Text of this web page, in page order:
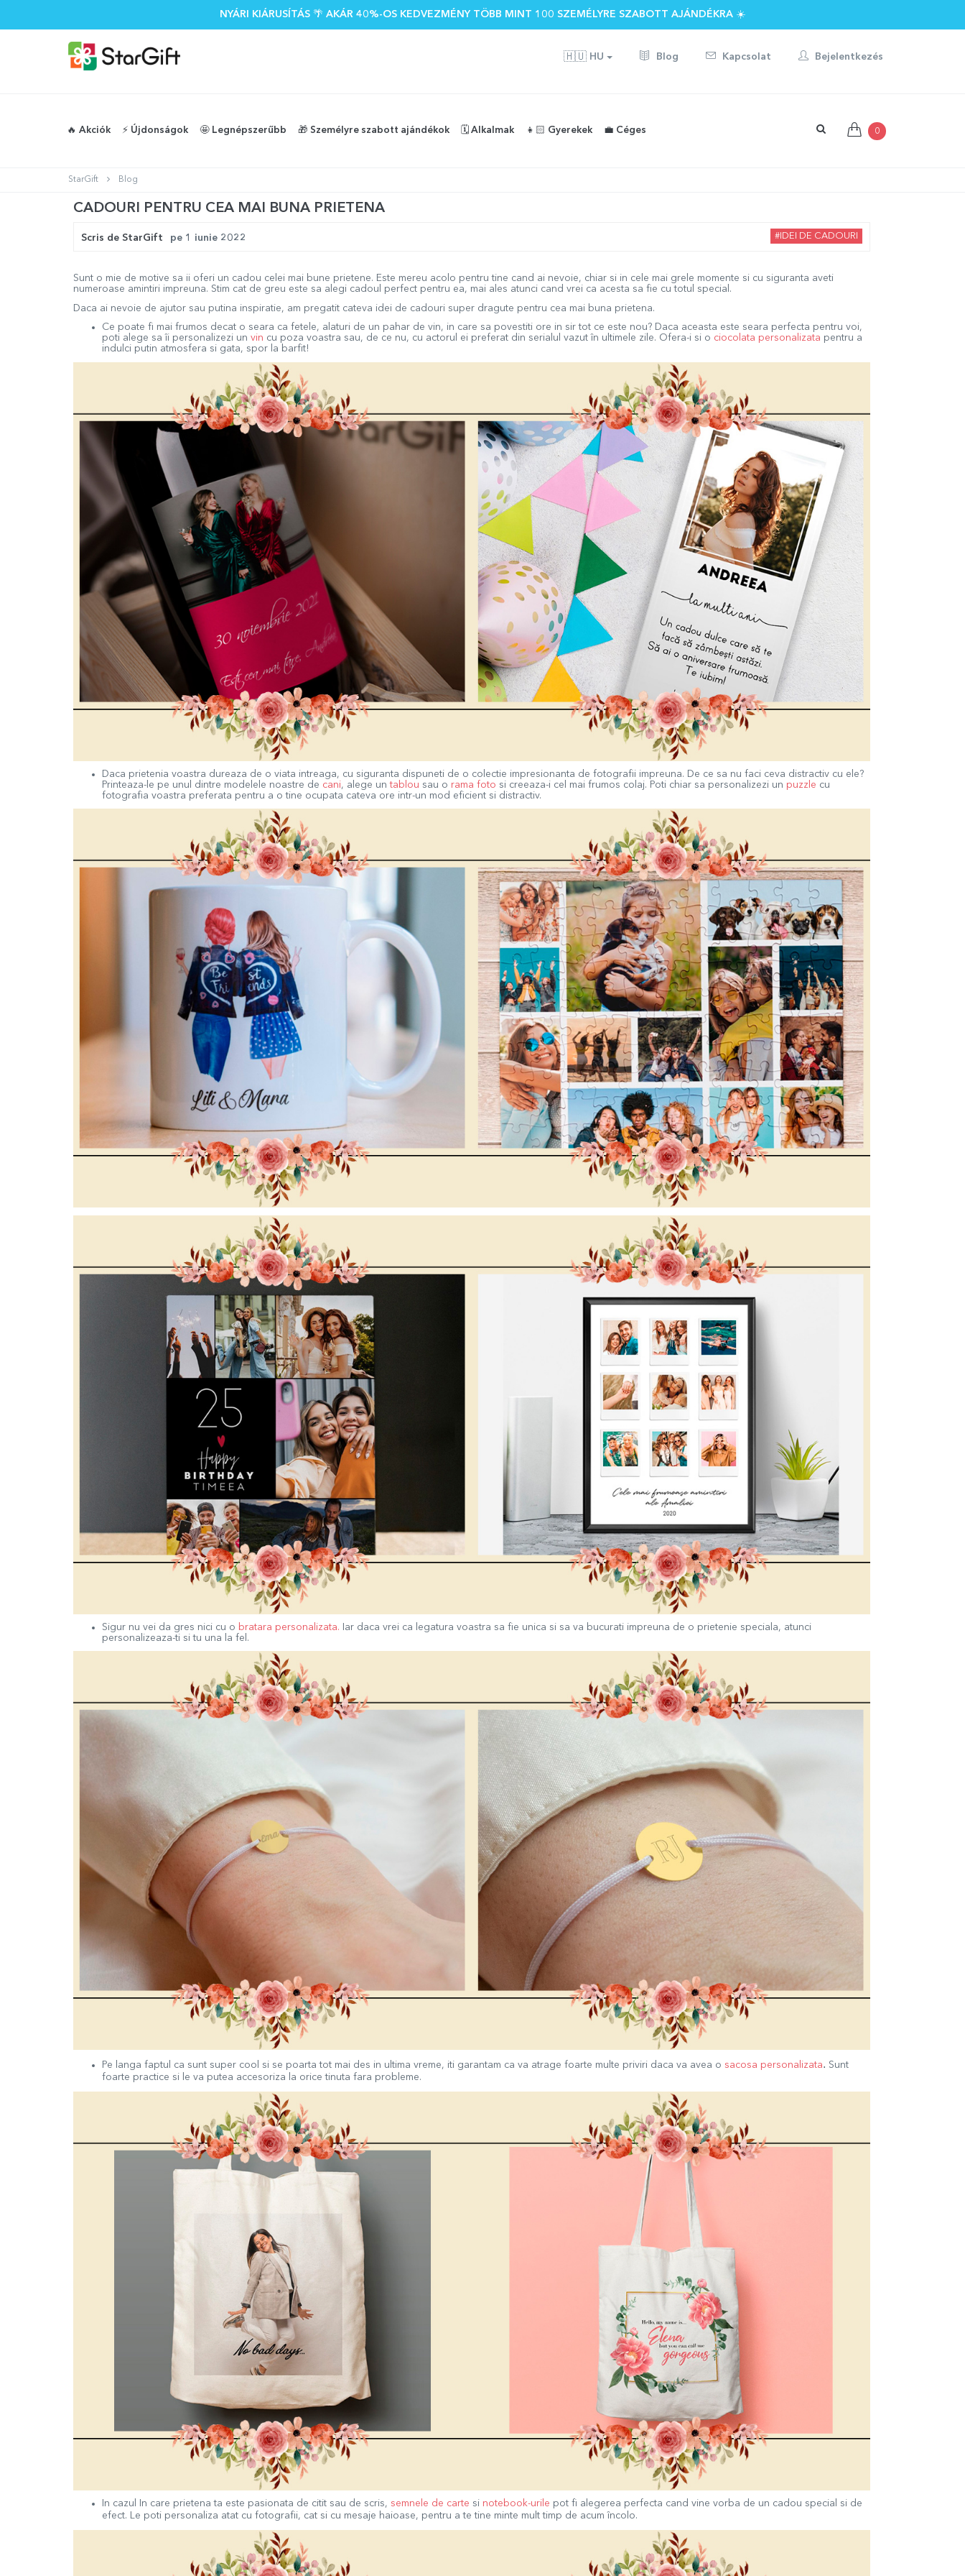
NYÁRI KIÁRUSÍTÁS 🌴 AKÁR 40%-OS KEDVEZMÉNY TÖBB MINT 100 SZEMÉLYRE SZABOTT AJÁNDÉKRA ☀️
🇭🇺 HU Blog Kapcsolat Bejelentkezés
🔥 Akciók ⚡️ Újdonságok 🤩 Legnépszerűbb 🎁 Személyre szabott ajándékok 🗓️ Alkalmak 👧🏻 Gyerekek 💼 Céges 0
StarGift Blog
CADOURI PENTRU CEA MAI BUNA PRIETENA
Scris de StarGift pe 1 iunie 2022 #IDEI DE CADOURI
Sunt o mie de motive sa ii oferi un cadou celei mai bune prietene. Este mereu acolo pentru tine cand ai nevoie, chiar si in cele mai grele momente si cu siguranta aveti
numeroase amintiri impreuna. Stim cat de greu este sa alegi cadoul perfect pentru ea, mai ales atunci cand vrei ca acesta sa fie cu totul special.
Daca ai nevoie de ajutor sau putina inspiratie, am pregatit cateva idei de cadouri super dragute pentru cea mai buna prietena.
Ce poate fi mai frumos decat o seara ca fetele, alaturi de un pahar de vin, in care sa povestiti ore in sir tot ce este nou? Daca aceasta este seara perfecta pentru voi,
poti alege sa îi personalizezi un vin cu poza voastra sau, de ce nu, cu actorul ei preferat din serialul vazut în ultimele zile. Ofera-i si o ciocolata personalizata pentru a
indulci putin atmosfera si gata, spor la barfit!
Daca prietenia voastra dureaza de o viata intreaga, cu siguranta dispuneti de o colectie impresionanta de fotografii impreuna. De ce sa nu faci ceva distractiv cu ele?
Printeaza-le pe unul dintre modelele noastre de cani, alege untablou sau o rama foto si creeaza-i cel mai frumos colaj. Poti chiar sa personalizezi un puzzle cu
fotografia voastra preferata pentru a o tine ocupata cateva ore intr-un mod eficient si distractiv.
Sigur nu vei da gres nici cu o bratara personalizata. Iar daca vrei ca legatura voastra sa fie unica si sa va bucurati impreuna de o prietenie speciala, atunci
personalizeaza-ti si tu una la fel.
Pe langa faptul ca sunt super cool si se poarta tot mai des in ultima vreme, iti garantam ca va atrage foarte multe priviri daca va avea o sacosa personalizata. Sunt
foarte practice si le va putea accesoriza la orice tinuta fara probleme.
In cazul In care prietena ta este pasionata de citit sau de scris, semnele de carte si notebook-urile pot fi alegerea perfecta cand vine vorba de un cadou special si de
efect. Le poti personaliza atat cu fotografii, cat si cu mesaje haioase, pentru a te tine minte mult timp de acum încolo.